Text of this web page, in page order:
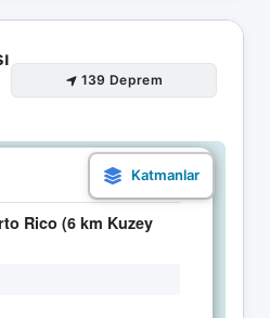
139 Deprem
04.05 12:26
Rico (6 km Kuzey
×